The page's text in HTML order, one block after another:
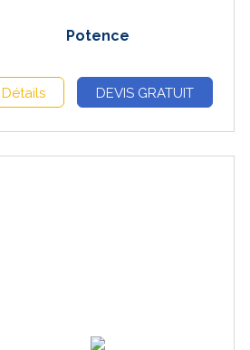
Potence
Détails DEVIS GRATUIT